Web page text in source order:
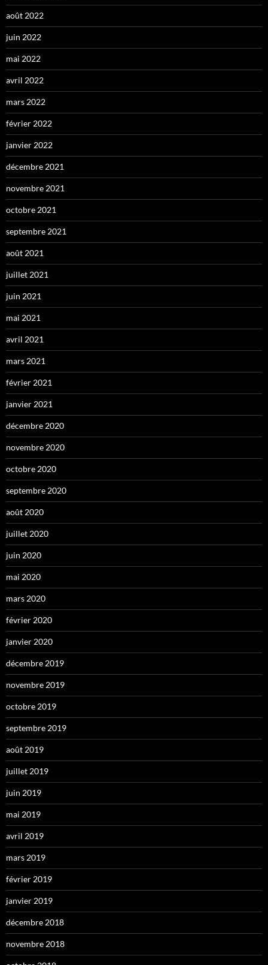
août 2022
juin 2022
mai 2022
avril 2022
mars 2022
février 2022
janvier 2022
décembre 2021
novembre 2021
octobre 2021
septembre 2021
août 2021
juillet 2021
juin 2021
mai 2021
avril 2021
mars 2021
février 2021
janvier 2021
décembre 2020
novembre 2020
octobre 2020
septembre 2020
août 2020
juillet 2020
juin 2020
mai 2020
mars 2020
février 2020
janvier 2020
décembre 2019
novembre 2019
octobre 2019
septembre 2019
août 2019
juillet 2019
juin 2019
mai 2019
avril 2019
mars 2019
février 2019
janvier 2019
décembre 2018
novembre 2018